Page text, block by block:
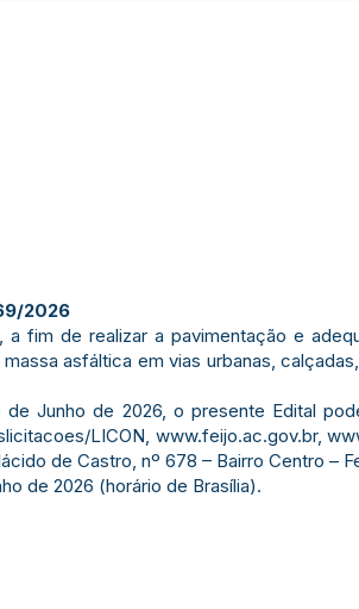
2026
fim de realizar a pavimentação e
asfáltica em vias urbanas,
de Junho de 2026, o presente Edital
LICON, www.feijo.ac.gov.br,
de Castro, nº 678 – Bairro Centro –
de 2026 (horário de Brasília).